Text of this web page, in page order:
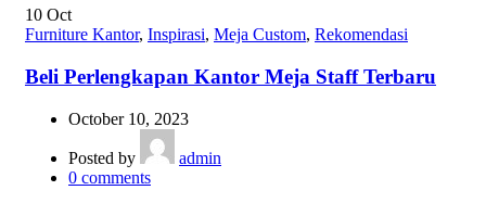
10 Oct
Furniture Kantor, Inspirasi, Meja Custom, Rekomendasi
Beli Perlengkapan Kantor Meja Staff Terbaru
October 10, 2023
Posted by
admin
0 comments